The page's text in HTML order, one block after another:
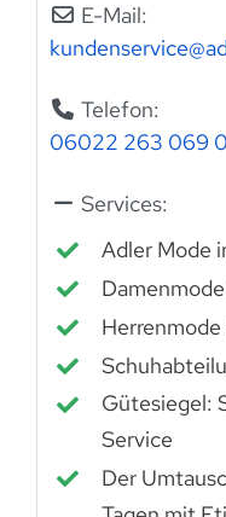
E-Mail:
kundenservice@
Telefon:
06022 263 069 0
Services:
Adler Mode
Gütesiegel:
Service
Der